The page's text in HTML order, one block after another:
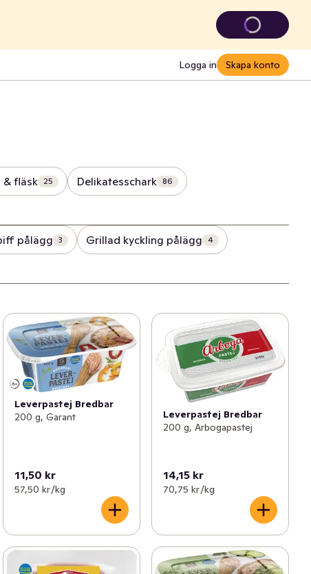
Logga in Skapa konto
& fläsk 25 Delikatesschark 86
pålägg 3 Grillad kyckling pålägg 4
Leverpastej Bredbar
200 g, Garant
11,50 kr
57,50 kr /kg
Leverpastej Bredbar
200 g, Arbogapastej
14,15 kr
70,75 kr /kg